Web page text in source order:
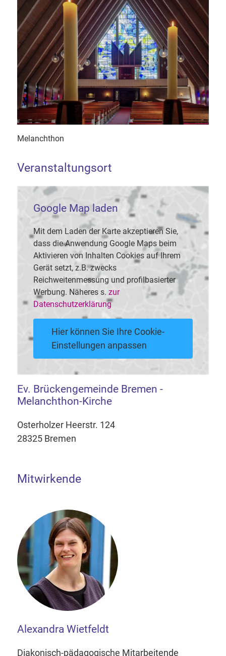
Melanchthon
Veranstaltungsort
Google Map laden
Mit dem Laden der Karte akzeptieren Sie,
dass die Anwendung Google Maps beim
Aktivieren von Inhalten Cookies auf Ihrem
Gerät setzt, z.B. zwecks
Reichweitenmessung und profilbasierter
Werbung. Näheres s. zur
Datenschutzerklärung
Hier können Sie Ihre Cookie-
Einstellungen anpassen
Ev. Brückengemeinde Bremen -
Melanchthon-Kirche
Osterholzer Heerstr. 124
28325 Bremen
Mitwirkende
Alexandra Wietfeldt
Diakonisch-pädagogische Mitarbeitende